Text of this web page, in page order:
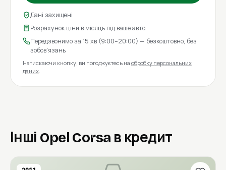
Дані захищені
Розрахунок ціни в місяць під ваше авто
Передзвонимо за 15 хв (9:00–20:00) — безкоштовно, без
зобов'язань
Натискаючи кнопку, ви погоджуєтесь на обробку персональних
даних.
Інші Opel Corsa в кредит